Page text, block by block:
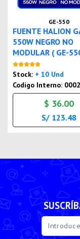
GE-550
FUENTE HALION
550W NEGRO NO
MODULAR ( GE-
Stock: + 10 Und
Codigo Interno:
$ 36.00
S/ 123.48